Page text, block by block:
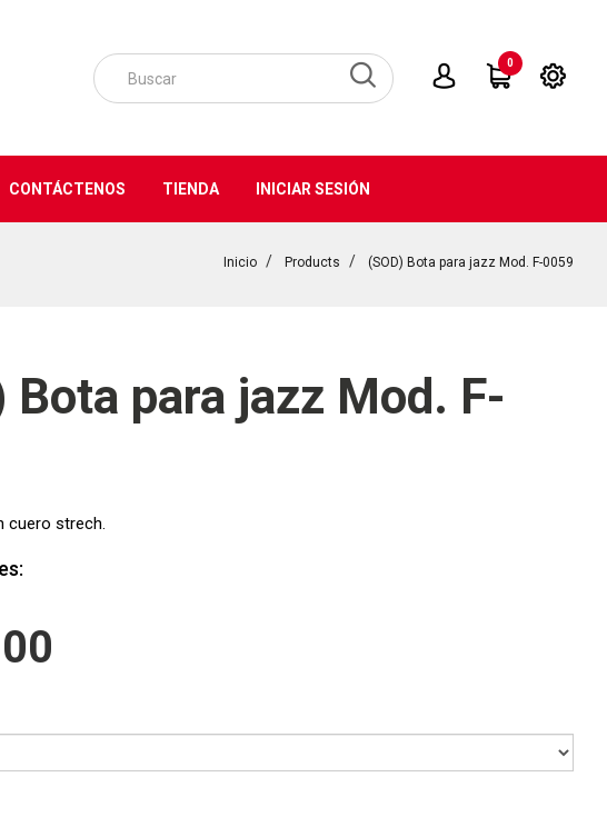
0
CONTÁCTENOS TIENDA INICIAR SESIÓN
Inicio Products (SOD) Bota para jazz Mod. F-0059
Bota para jazz Mod. F-
cuero strech.